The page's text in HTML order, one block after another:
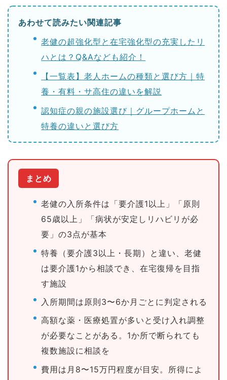
あわせて読みたい関連記事
老健の超強化型と在宅強化型の充実したリ
ハとは？Q&Aなども紹介！
【一覧表】老人ホームの種類と選び方｜特
養・有料・サ高住の違いを解説
認知症の親の施設選び｜グループホームと
特養の違いと選び方
まとめ
老健の入所条件は「要介護1以上」「原則
65歳以上」「病状が安定しリハビリが必
要」の3点が基本
特養（要介護3以上・長期）と違い、老健
は要介護1から相談でき、在宅復帰を目指
す施設
入所期間は原則3〜6か月ごとに判定される
高額な薬・医療処置が多いと受け入れ調整
が必要なことがある。1か所で断られても
複数施設に相談を
費用は月8〜15万円程度が目安。所得によ